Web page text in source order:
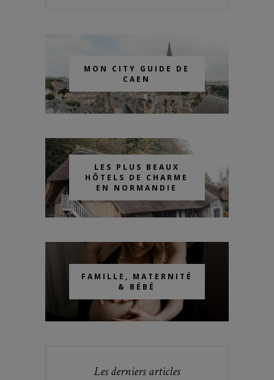
MON CITY GUIDE DE
CAEN
LES PLUS BEAUX
HÔTELS DE CHARME
EN NORMANDIE
FAMILLE, MATERNITÉ
& BÉBÉ
Les derniers articles